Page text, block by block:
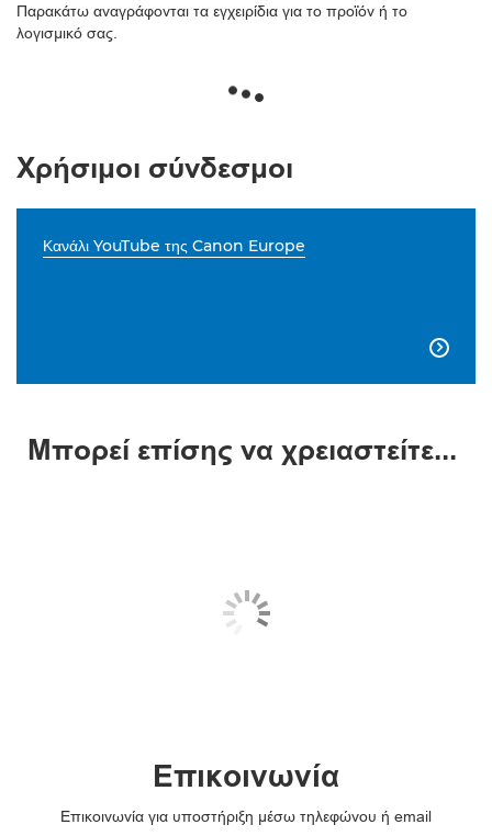
Παρακάτω αναγράφονται τα εγχειρίδια για το προϊόν ή το
λογισμικό σας.
Χρήσιμοι σύνδεσμοι
Κανάλι YouTube της Canon Europe

Μπορεί επίσης να χρειαστείτε...
Επικοινωνία
Επικοινωνία για υποστήριξη μέσω τηλεφώνου ή email